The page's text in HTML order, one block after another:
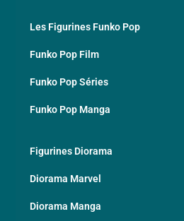
Les Figurines Funko Pop
Funko Pop Film
Funko Pop Séries
Funko Pop Manga
Figurines Diorama
Diorama Marvel
Diorama Manga